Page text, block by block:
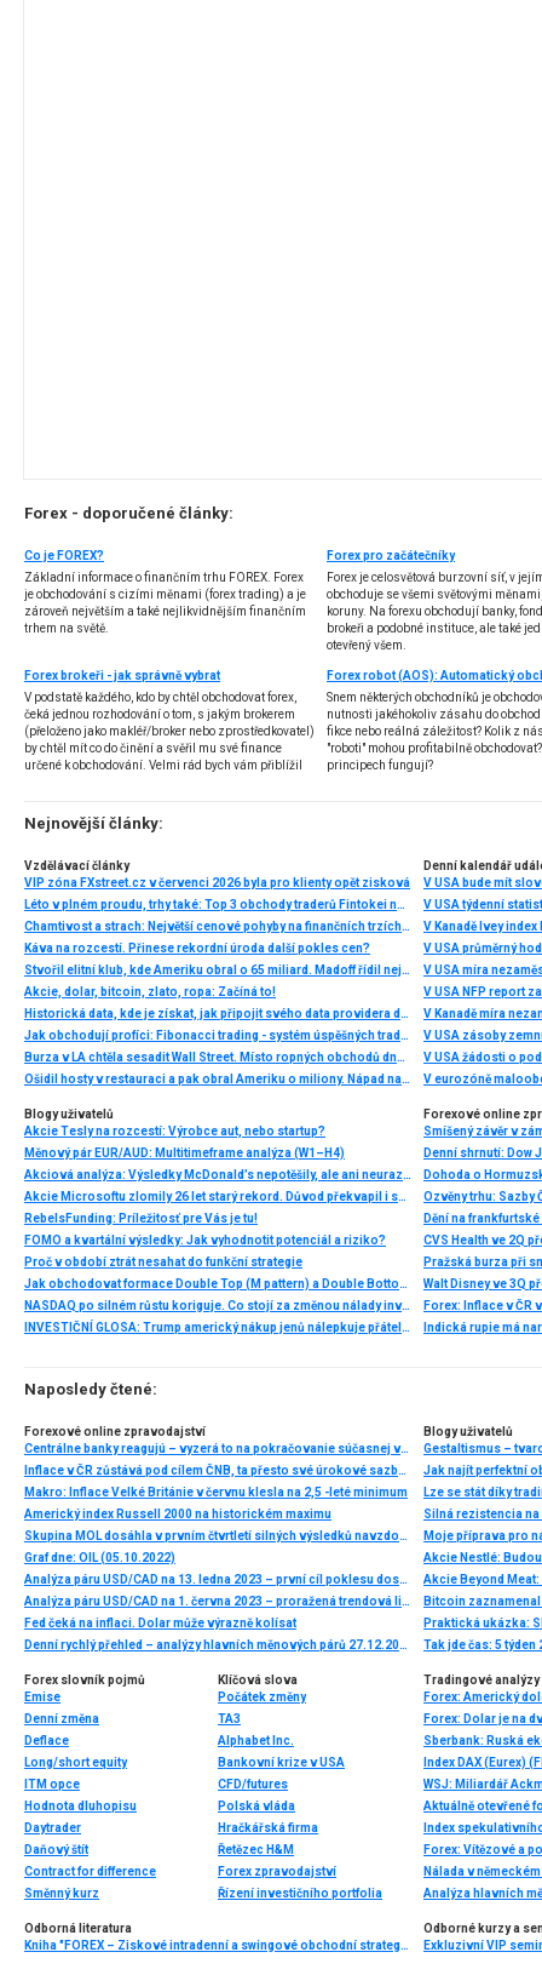
Forex - doporučené články:
Co je FOREX?
Základní informace o finančním trhu FOREX. Forex
je obchodování s cizími měnami (forex trading) a je
zároveň největším a také nejlikvidnějším finančním
trhem na světě.
Forex pro začátečníky
Forex je celosvětová burzovní síť, v
obchoduje se všemi světovými
koruny. Na forexu obchodují banky,
brokeři a podobné instituce, ale také
otevřený všem.
Forex brokeři - jak správně vybrat
V podstatě každého, kdo by chtěl obchodovat forex,
čeká jednou rozhodování o tom, s jakým brokerem
(přeloženo jako makléř/broker nebo zprostředkovatel)
by chtěl mít co do činění a svěřil mu své finance
určené k obchodování. Velmi rád bych vám přiblížil
několik příkladů nejznámějších z nich.
Snem některých obchodníků je
nutnosti jakéhokoliv zásahu do
fikce nebo reálná záležitost? Kolik z
"roboti" mohou profitabilně
principech fungují?
Nejnovější články:
Vzdělávací články
VIP zóna FXstreet.cz v červenci 2026 byla pro klienty opět zisková
Léto v plném proudu, trhy také: Top 3 obchody traderů Fintokei na indexech a zlatě
Chamtivost a strach: Největší cenové pohyby na finančních trzích (červenec 2026)
Káva na rozcestí. Přinese rekordní úroda další pokles cen?
Stvořil elitní klub, kde Ameriku obral o 65 miliard. Madoff řídil největší Ponzi dějin
Akcie, dolar, bitcoin, zlato, ropa: Začíná to!
Historická data, kde je získat, jak připojit svého data providera do MultiCharts a proč je budeme potřebovat? (4. díl)
Jak obchodují profíci: Fibonacci trading - systém úspěšných traderů
Burza v LA chtěla sesadit Wall Street. Místo ropných obchodů dnes místem duní basy
Ošidil hosty v restauraci a pak obral Ameriku o miliony. Nápad na obří podvod dostal Ponzi náhodou
Denní kalendář
V USA bude mít
V USA týdenní
V Kanadě Ivey index
V USA průměrný
V USA míra
V USA NFP report
V Kanadě míra
V USA zásoby
V USA žádosti o
V eurozóně
Blogy uživatelů
Akcie Tesly na rozcestí: Výrobce aut, nebo startup?
Měnový pár EUR/AUD: Multitimeframe analýza (W1–H4)
Akciová analýza: Výsledky McDonald’s nepotěšily, ale ani neurazily. Jakou vizi společnost prezentovala?
Akcie Microsoftu zlomily 26 let starý rekord. Důvod překvapil i samotné investory
RebelsFunding: Príležitosť pre Vás je tu!
FOMO a kvartální výsledky: Jak vyhodnotit potenciál a riziko?
Proč v období ztrát nesahat do funkční strategie
Jak obchodovat formace Double Top (M pattern) a Double Bottom (W pattern)
NASDAQ po silném růstu koriguje. Co stojí za změnou nálady investorů?
INVESTIČNÍ GLOSA: Trump americký nákup jenů nálepkuje přátelstvím. Pravda je jinde
Forexové online
Smíšený závěr v
Dohoda o
Pražská burza při
Naposledy čtené:
Forexové online zpravodajství
Centrálne banky reagujú – vyzerá to na pokračovanie súčasnej vlny globálneho uvoľňovania
Inflace v ČR zůstává pod cílem ČNB, ta přesto své úrokové sazby snižovat nebude. Obává se inflačních tlaků ve službách a obecněji v jádrových položkách
Makro: Inflace Velké Británie v červnu klesla na 2,5 -leté minimum
Americký index Russell 2000 na historickém maximu
Skupina MOL dosáhla v prvním čtvrtletí silných výsledků navzdory náročnému geopolitickému prostředí a krizím v dodávkách energií
Graf dne: OIL (05.10.2022)
Analýza páru USD/CAD na 13. ledna 2023 – první cíl poklesu dosažen
Analýza páru USD/CAD na 1. června 2023 – proražená trendová linie a potenciál dalšího poklesu
Fed čeká na inflaci. Dolar může výrazně kolísat
Denní rychlý přehled – analýzy hlavních měnových párů 27.12.2013
Blogy uživatelů
Gestaltismus –
Jak najít perfektní
Lze se stát díky
Moje příprava pro
Akcie Nestlé:
Akcie Beyond
Bitcoin
Praktická ukázka:
Tak jde čas: 5 týden
Forex slovník pojmů
Emise
Denní změna
Deflace
Long/short equity
ITM opce
Hodnota dluhopisu
Daytrader
Daňový štít
Contract for difference
Směnný kurz
Klíčová slova
Počátek změny
TA3
Alphabet Inc.
Bankovní krize v USA
CFD/futures
Polská vláda
Hračkářská firma
Řetězec H&M
Forex zpravodajství
Řízení investičního portfolia
Tradingové analýzy
Sberbank: Ruská
Index DAX (Eurex)
Aktuálně otevřené
Index
Forex: Vítězové a
Nálada v
Analýza hlavních
Odborná literatura
Kniha "FOREX – Ziskové intradenní a swingové obchodní strategie" od Kathy Lien vychází v češtině!
Odborné kurzy a
Exkluzivní VIP